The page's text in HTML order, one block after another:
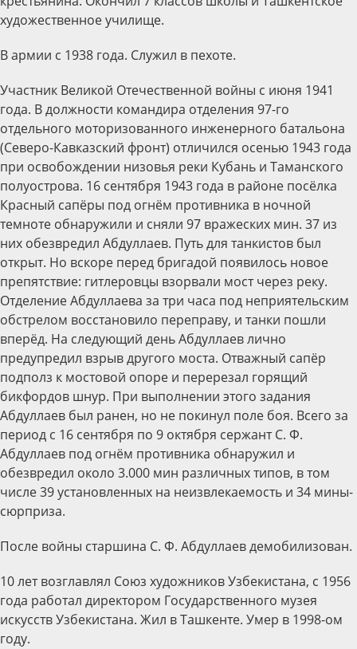
художественное училище.
В армии с 1938 года. Служил в пехоте.
Участник Великой Отечественной войны с июня 1941
года. В должности командира отделения 97-го
отдельного моторизованного инженерного батальона
(Северо-Кавказский фронт) отличился осенью 1943 года
при освобождении низовья реки Кубань и Таманского
полуострова. 16 сентября 1943 года в районе посёлка
Красный сапёры под огнём противника в ночной
темноте обнаружили и сняли 97 вражеских мин. 37 из
них обезвредил Абдуллаев. Путь для танкистов был
открыт. Но вскоре перед бригадой появилось новое
препятствие: гитлеровцы взорвали мост через реку.
Отделение Абдуллаева за три часа под неприятельским
обстрелом восстановило переправу, и танки пошли
вперёд. На следующий день Абдуллаев лично
предупредил взрыв другого моста. Отважный сапёр
подполз к мостовой опоре и перерезал горящий
бикфордов шнур. При выполнении этого задания
Абдуллаев был ранен, но не покинул поле боя. Всего за
период с 16 сентября по 9 октября сержант С. Ф.
Абдуллаев под огнём противника обнаружил и
обезвредил около 3.000 мин различных типов, в том
числе 39 установленных на неизвлекаемость и 34 мины-
сюрприза.
После войны старшина С. Ф. Абдуллаев демобилизован.
10 лет возглавлял Союз художников Узбекистана, с 1956
года работал директором Государственного музея
искусств Узбекистана. Жил в Ташкенте. Умер в 1998-ом
году.